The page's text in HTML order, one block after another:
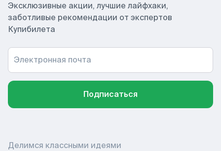
Эксклюзивные акции, лучшие лайфхаки,
заботливые рекомендации от экспертов
Купибилета
Электронная почта
Подписаться
Делимся классными идеями